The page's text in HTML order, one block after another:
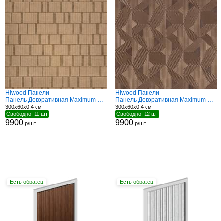
Hiwood Панели
Панель Декоративная Maximum DM626 BR70
300x60x0.4 см
Свободно: 11 шт
9900р/шт
Hiwood Панели
Панель Декоративная Maximum DM629 BR68
300x60x0.4 см
Свободно: 12 шт
9900 р/шт
Есть образец Есть образец